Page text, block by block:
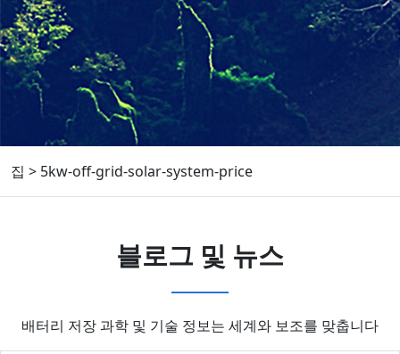
집 > 5kw-off-grid-solar-system-price
블로그 및 뉴스
배터리 저장 과학 및 기술 정보는 세계와 보조를 맞춥니다